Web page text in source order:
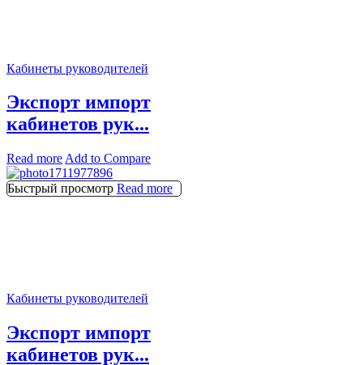
Кабинеты руководителей
Экспорт импорт
кабинетов рук...
Read more Add to Compare
Быстрый просмотр Read more
Кабинеты руководителей
Экспорт импорт
кабинетов рук...